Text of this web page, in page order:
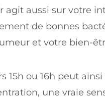
agit aussi sur votre
de bonnes
et votre bien-
15h ou 16h peut
une vraie